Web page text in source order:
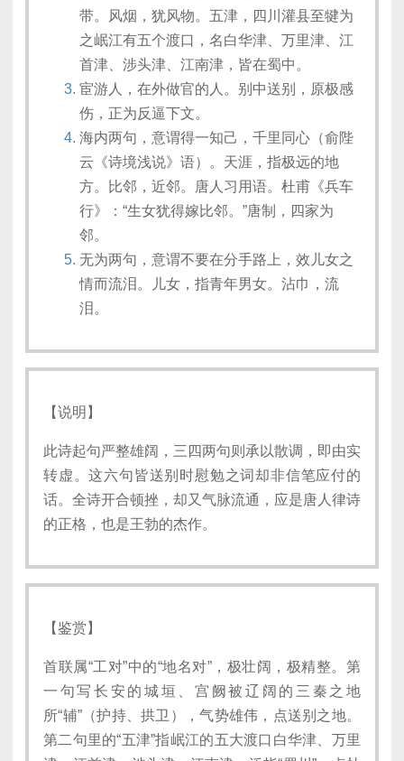
带。风烟，犹风物。五津，四川灌县至犍为
之岷江有五个渡口，名白华津、万里津、江
首津、涉头津、江南津，皆在蜀中。
宦游人，在外做官的人。别中送别，原极感
伤，正为反逼下文。
海内两句，意谓得一知己，千里同心（俞陛
云《诗境浅说》语）。天涯，指极远的地
方。比邻，近邻。唐人习用语。杜甫《兵车
行》：“生女犹得嫁比邻。”唐制，四家为
邻。
无为两句，意谓不要在分手路上，效儿女之
情而流泪。儿女，指青年男女。沾巾，流
泪。
【说明】
此诗起句严整雄阔，三四两句则承以散调，即由实
转虚。这六句皆送别时慰勉之词却非信笔应付的
话。全诗开合顿挫，却又气脉流通，应是唐人律诗
的正格，也是王勃的杰作。
【鉴赏】
首联属“工对”中的“地名对”，极壮阔，极精整。第
一句写长安的城垣、宫阙被辽阔的三秦之地
所“辅”（护持、拱卫），气势雄伟，点送别之地。
第二句里的“五津”指岷江的五大渡口白华津、万里